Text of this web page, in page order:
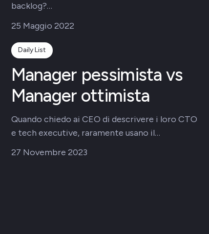
backlog?…
25 Maggio 2022
Daily List
Manager pessimista vs
Manager ottimista
Quando chiedo ai CEO di descrivere i loro CTO
e tech executive, raramente usano il…
27 Novembre 2023